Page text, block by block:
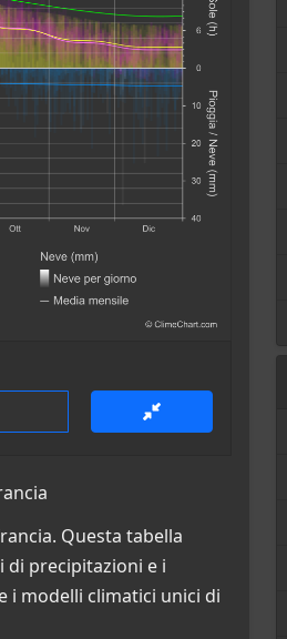
Questa tabella
precipitazioni e i
i modelli climatici unici di